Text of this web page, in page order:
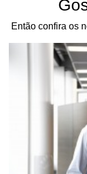
Então confira os